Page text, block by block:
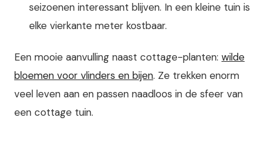
seizoenen interessant blijven. In een kleine tuin is
elke vierkante meter kostbaar.
Een mooie aanvulling naast cottage-planten: wilde
bloemen voor vlinders en bijen. Ze trekken enorm
veel leven aan en passen naadloos in de sfeer van
een cottage tuin.